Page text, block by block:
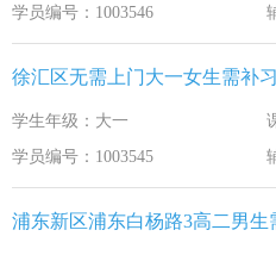
学员编号：1003546
徐汇区无需上门大一女生需补
学生年级：大一
学员编号：1003545
浦东新区浦东白杨路3高二男生